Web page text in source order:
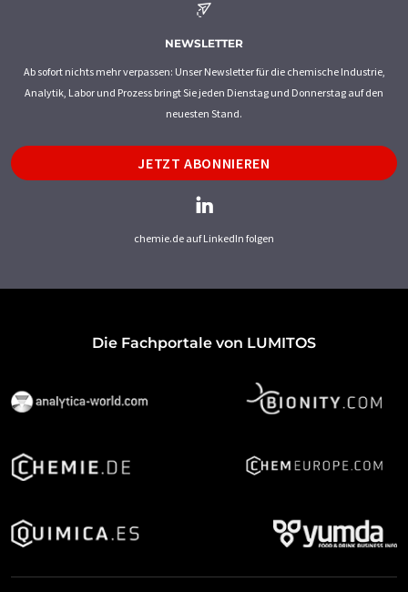
NEWSLETTER
Ab sofort nichts mehr verpassen: Unser Newsletter für die chemische Industrie,
Analytik, Labor und Prozess bringt Sie jeden Dienstag und Donnerstag auf den
neuesten Stand.
JETZT ABONNIEREN
chemie.de auf LinkedIn folgen
Die Fachportale von LUMITOS